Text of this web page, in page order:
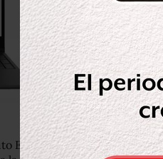
Estatal Electoral y de